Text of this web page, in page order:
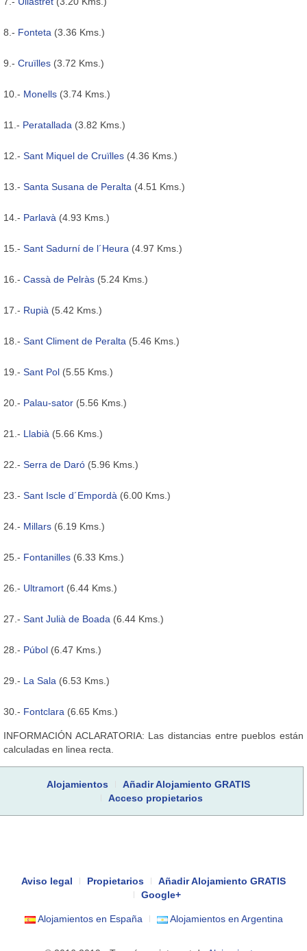
8.- Fonteta (3.36 Kms.)
9.- Cruïlles (3.72 Kms.)
10.- Monells (3.74 Kms.)
11.- Peratallada (3.82 Kms.)
12.- Sant Miquel de Cruïlles (4.36 Kms.)
13.- Santa Susana de Peralta (4.51 Kms.)
14.- Parlavà (4.93 Kms.)
15.- Sant Sadurní de l´Heura (4.97 Kms.)
16.- Cassà de Pelràs (5.24 Kms.)
17.- Rupià (5.42 Kms.)
18.- Sant Climent de Peralta (5.46 Kms.)
19.- Sant Pol (5.55 Kms.)
20.- Palau-sator (5.56 Kms.)
21.- Llabià (5.66 Kms.)
22.- Serra de Daró (5.96 Kms.)
23.- Sant Iscle d´Empordà (6.00 Kms.)
24.- Millars (6.19 Kms.)
25.- Fontanilles (6.33 Kms.)
26.- Ultramort (6.44 Kms.)
27.- Sant Julià de Boada (6.44 Kms.)
28.- Púbol (6.47 Kms.)
29.- La Sala (6.53 Kms.)
30.- Fontclara (6.65 Kms.)
INFORMACIÓN ACLARATORIA: Las distancias entre pueblos están
calculadas en linea recta.
Alojamientos
Añadir Alojamiento GRATIS
Acceso propietarios
Aviso legal Propietarios
Añadir Alojamiento GRATIS
Google+
Alojamientos en España Alojamientos en Argentina